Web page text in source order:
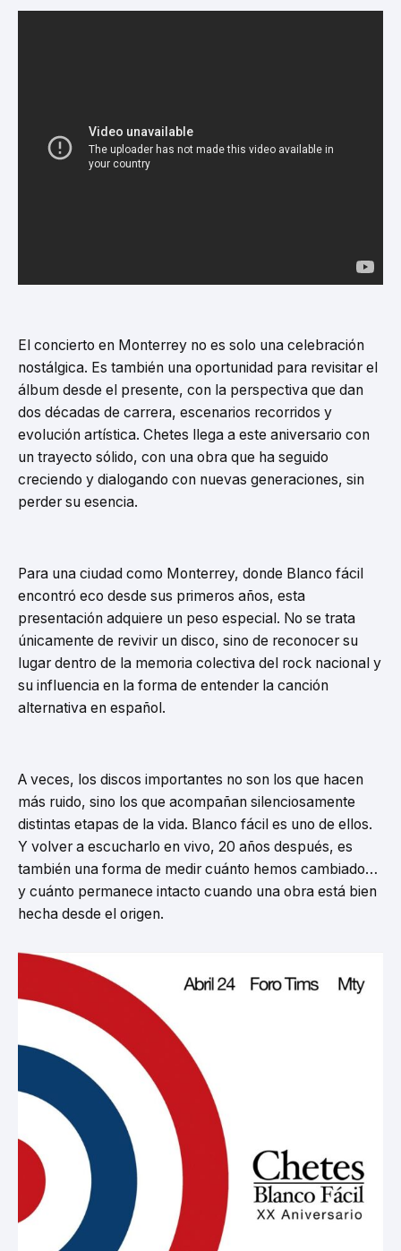
El concierto en Monterrey no es solo una celebración
nostálgica. Es también una oportunidad para revisitar el
álbum desde el presente, con la perspectiva que dan
dos décadas de carrera, escenarios recorridos y
evolución artística. Chetes llega a este aniversario con
un trayecto sólido, con una obra que ha seguido
creciendo y dialogando con nuevas generaciones, sin
perder su esencia.
Para una ciudad como Monterrey, donde Blanco fácil
encontró eco desde sus primeros años, esta
presentación adquiere un peso especial. No se trata
únicamente de revivir un disco, sino de reconocer su
lugar dentro de la memoria colectiva del rock nacional y
su influencia en la forma de entender la canción
alternativa en español.
A veces, los discos importantes no son los que hacen
más ruido, sino los que acompañan silenciosamente
distintas etapas de la vida. Blanco fácil es uno de ellos.
Y volver a escucharlo en vivo, 20 años después, es
también una forma de medir cuánto hemos cambiado…
y cuánto permanece intacto cuando una obra está bien
hecha desde el origen.